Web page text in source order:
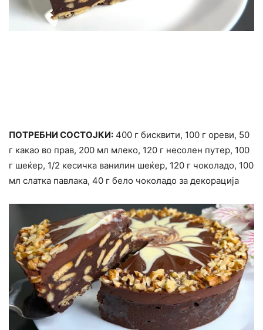
ПОТРЕБНИ СОСТОЈКИ: 400 г бисквити, 100 г ореви, 50
г какао во прав, 200 мл млеко, 120 г несолен путер, 100
г шеќер, 1/2 кесичка ванилин шеќер, 120 г чоколадо, 100
мл слатка павлака, 40 г бело чоколадо за декорација